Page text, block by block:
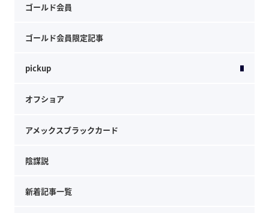
ゴールド会員
ゴールド会員限定記事
pickup
オフショア
アメックスブラックカード
陰謀説
新着記事一覧